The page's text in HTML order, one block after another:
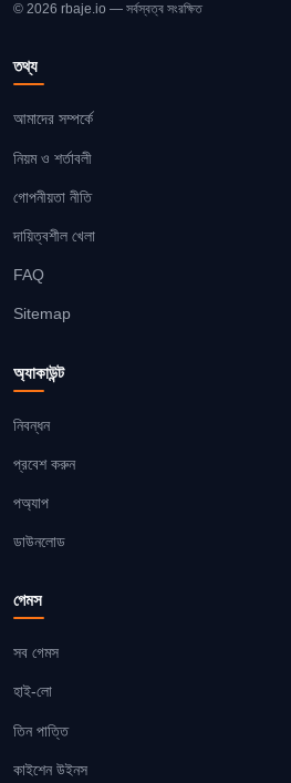
© 2026 rbaje.io — সর্বস্বত্ব সংরক্ষিত
তথ্য
আমাদের সম্পর্কে
নিয়ম ও শর্তাবলী
গোপনীয়তা নীতি
দায়িত্বশীল খেলা
FAQ
Sitemap
অ্যাকাউন্ট
নিবন্ধন
প্রবেশ করুন
পঅ্যাপ
ডাউনলোড
গেমস
সব গেমস
হাই-লো
তিন পাত্তি
কাইশেন উইনস